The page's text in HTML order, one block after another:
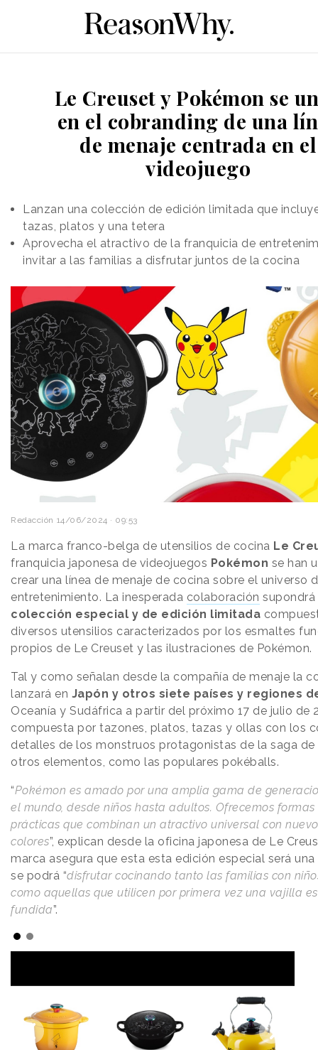
Le Creuset y Pokémon se
en el cobranding de una
de menaje centrada en el
videojuego
Lanzan una colección de edición limitada que
tazas, platos y una tetera
Aprovecha el atractivo de la franquicia de
invitar a las familias a disfrutar juntos de la cocina
Redacción 14/06/2024 · 09:53
La marca franco-belga de utensilios de cocina Le
franquicia japonesa de videojuegos Pokémon se han
crear una línea de menaje de cocina sobre el universo
entretenimiento. La inesperada colaboración supondrá
colección especial y de edición limitada
diversos utensilios caracterizados por los esmaltes
propios de Le Creuset y las ilustraciones de Pokémon.
Tal y como señalan desde la compañía de menaje la
lanzará en Japón y otros siete países y regiones
Oceanía y Sudáfrica a partir del próximo 17 de julio de
compuesta por tazones, platos, tazas y ollas con los
detalles de los monstruos protagonistas de la saga de
otros elementos, como las populares pokéballs.
“Pokémon es amado por una amplia gama de
el mundo, desde niños hasta adultos. Ofrecemos formas
prácticas que combinan un atractivo universal con
colores”, explican desde la oficina japonesa de Le
marca asegura que esta esta edición especial será
se podrá “disfrutar cocinando tanto las familias con
como aquellas que utilicen por primera vez una vajilla
fundida”.